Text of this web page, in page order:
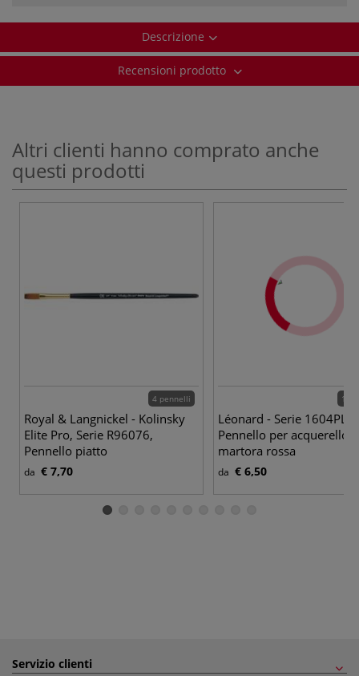
Descrizione
Recensioni prodotto
Altri clienti hanno comprato anche
questi prodotti
4 pennelli
Royal & Langnickel - Kolinsky
Elite Pro, Serie R96076,
Pennello piatto
da € 7,70
10
Léonard - Serie 1604PL,
Pennello per acquerello,
martora rossa
da € 6,50
Servizio clienti